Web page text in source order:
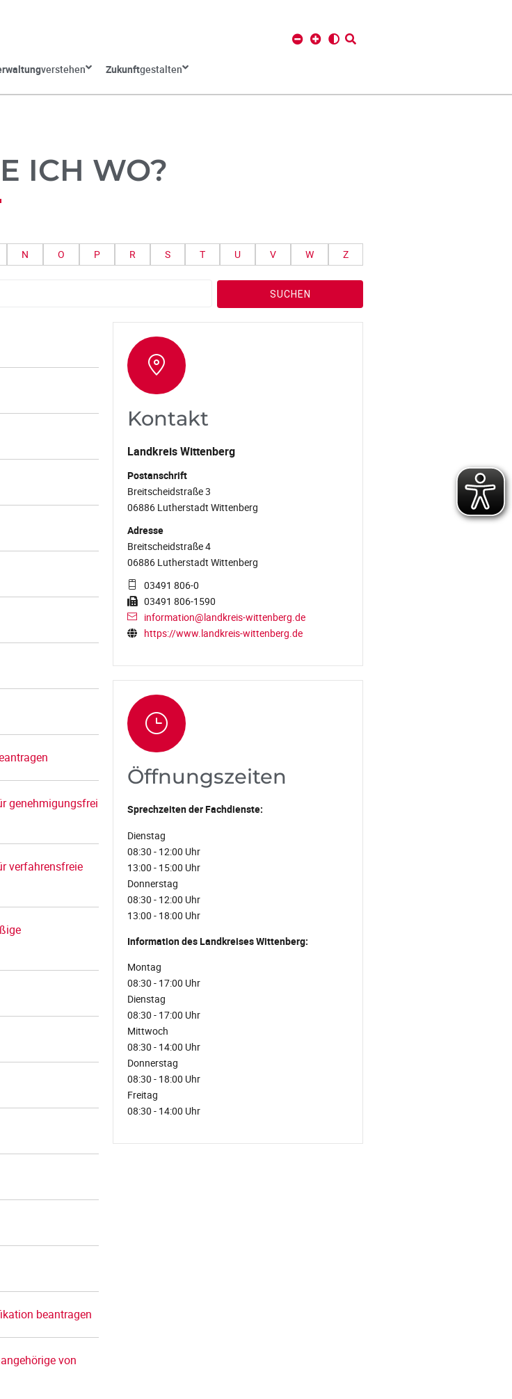
verstehen Zukunftgestalten
ICH WO?
N O P R S T U V W Z
genehmigungsfrei
verfahrensfreie
beantragen
von
Kontakt
Landkreis Wittenberg
Postanschrift
Breitscheidstraße 3
06886 Lutherstadt Wittenberg
Adresse
Breitscheidstraße 4
06886 Lutherstadt Wittenberg
03491 806-0
03491 806-1590
information@landkreis-wittenberg.de
https://www.landkreis-wittenberg.de
Öffnungszeiten
Sprechzeiten der Fachdienste:
Dienstag
08:30 - 12:00 Uhr
13:00 - 15:00 Uhr
Donnerstag
08:30 - 12:00 Uhr
13:00 - 18:00 Uhr
Information des Landkreises Wittenberg:
Montag
08:30 - 17:00 Uhr
Dienstag
08:30 - 17:00 Uhr
Mittwoch
08:30 - 14:00 Uhr
Donnerstag
08:30 - 18:00 Uhr
Freitag
08:30 - 14:00 Uhr